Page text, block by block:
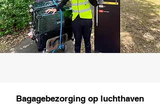
Bagagebezorging op luchthaven